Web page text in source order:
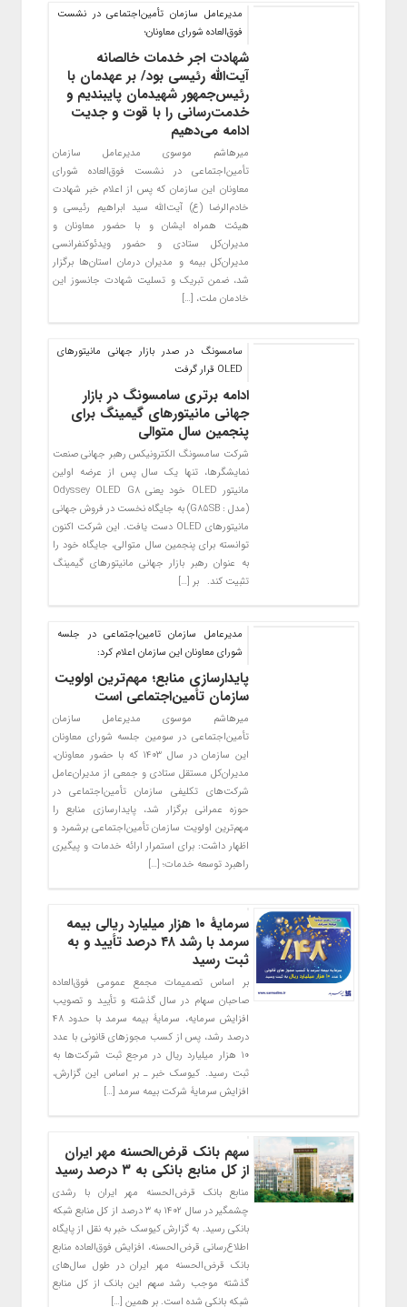
مدیرعامل سازمان تأمین‌اجتماعی در نشست
فوق‌العاده شورای معاونان؛
شهادت اجر‌ خدمات خالصانه
آیت‌الله رئیسی بود/ بر عهدمان با
رئیس‌جمهور شهیدمان پایبندیم و
خدمت‌رسانی را با قوت و جدیت
ادامه می‌دهیم
میرهاشم موسوی مدیرعامل سازمان
تأمین‌اجتماعی در نشست فوق‌العاده شورای
معاونان این سازمان که پس از اعلام خبر شهادت
خادم‌الرضا (ع) آیت‌الله سید ابراهیم رئیسی و
هیئت همراه ایشان و با حضور معاونان و
مدیران‌کل ستادی و حضور ویدئوکنفرانسی
مدیران‌کل بیمه و مدیران درمان استان‌ها برگزار
شد، ضمن تبریک و تسلیت شهادت جانسوز این
خادمان ملت، […]
سامسونگ در صدر بازار جهانی مانیتورهای
OLED قرار گرفت
ادامه برتری سامسونگ در بازار
جهانی مانیتورهای گیمینگ برای
پنجمین سال متوالی
شرکت سامسونگ الکترونیکس رهبر جهانی صنعت
نمایشگرها، تنها یک سال پس از عرضه اولین
مانیتور OLED خود یعنی Odyssey OLED G8
(مدل : G85SB) به جایگاه نخست در فروش جهانی
مانیتورهای OLED دست یافت. این شرکت اکنون
توانسته برای پنجمین سال متوالی، جایگاه خود را
به عنوان رهبر بازار جهانی مانیتورهای گیمینگ
تثبیت کند. بر […]
مدیرعامل سازمان تامین‌اجتماعی در جلسه
شورای معاونان این سازمان اعلام کرد:
پایدارسازی منابع؛ مهم‌ترین اولویت‌
سازمان تأمین‌اجتماعی است
میرهاشم موسوی مدیرعامل سازمان
تأمین‌اجتماعی در سومین جلسه شورای معاونان
این سازمان در سال ۱۴۰۳ که با حضور معاونان،
مدیران‌کل مستقل ستادی و جمعی از مدیران‌عامل
شرکت‌های تکلیفی سازمان تأمین‌اجتماعی در
حوزه عمرانی برگزار شد، پایدارسازی منابع را
مهم‌ترین اولویت‌ سازمان تأمین‌اجتماعی برشمرد و
اظهار داشت: برای استمرار ارائه خدمات و پیگیری
راهبرد توسعه خدمات؛ […]
سرمایۀ ۱۰ هزار میلیارد ریالی بیمه
سرمد با رشد ۴۸ درصد تأیید و به
ثبت رسید
بر اساس تصمیمات مجمع عمومی فوق‌العاده
صاحبان سهام در سال گذشته و تأیید و تصویب
افزایش سرمایه، سرمایۀ بیمه سرمد با حدود ۴۸
درصد رشد، پس از کسب مجوزهای قانونی با عدد
۱۰ هزار میلیارد‌ ریال در مرجع ثبت شرکت‌ها به
ثبت رسید. کیوسک خبر ـ بر اساس این گزارش،
افزایش سرمایۀ شرکت بیمه سرمد […]
سهم بانک قرض‌الحسنه مهر ایران
از کل منابع بانکی به ۳ درصد رسید
منابع بانک قرض‌الحسنه مهر ایران با رشدی
چشمگیر در سال ۱۴۰۲ به ۳ درصد از کل منابع شبکه
بانکی رسید. به گزارش کیوسک خبر به نقل از پایگاه
اطلاع‌رسانی قرض‌الحسنه، افزایش فوق‌العاده منابع
بانک قرض‌الحسنه مهر ایران در طول سال‌های
گذشته موجب رشد سهم این بانک از کل منابع
شبکه بانکی شده است. بر همین […]